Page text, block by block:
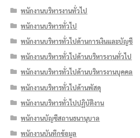
พนักงานบริหารงานทั่วไป
พนักงานบริหารทั่วไป
พนักงานบริหารทั่วไปด้านการเงินและบัญชี
พนักงานบริหารทั่วไปด้านบริหารงานทั่วไป
พนักงานบริหารทั่วไปด้านบริหารงานบุคคล
พนักงานบริหารทั่วไปด้านพัสดุ
พนักงานบริหารทั่วไปปฏิบัติงาน
พนักงานบัญชีสถานธนานุบาล
พนักงานบันทึกข้อมูล